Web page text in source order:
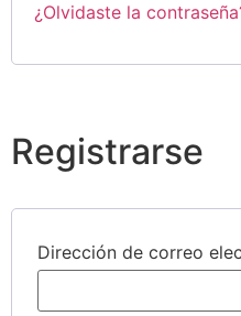
¿Olvidaste la
Registrarse
Dirección de correo